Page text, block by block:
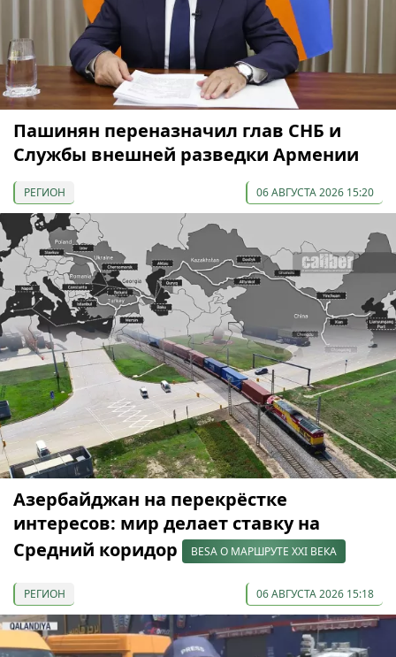
Пашинян переназначил глав СНБ и
Службы внешней разведки Армении
РЕГИОН 06 АВГУСТА 2026 15:20
Азербайджан на перекрёстке
интересов: мир делает ставку на
Средний коридор
BESA О МАРШРУТЕ XXI ВЕКА
РЕГИОН 06 АВГУСТА 2026 15:18